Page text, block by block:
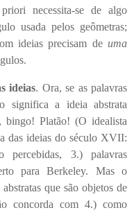
necessita-se de algo
usada pelos geômetras;
ideias precisam de uma
ideias. Ora, se as palavras
significa a ideia abstrata
bingo! Platão! (O idealista
das ideias do século XVII:
percebidas, 3.) palavras
para Berkeley. Mas o
que são objetos de
concorda com 4.) como